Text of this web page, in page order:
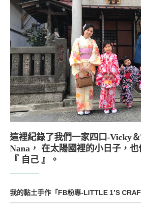
這裡紀錄了我們一家四口-Vicky
Nana， 在太陽國裡的小日子，
『 自己 』。
我的黏土手作「FB粉專-LITTLE 1’S